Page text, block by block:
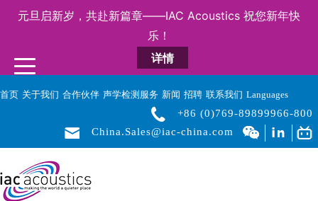
元旦启新岁，共赴新篇章——IAC Acoustics 祝您新年快
乐！
详情
首页 关于我们 合作伙伴 声学检测服务 新闻 招聘 联系我们 Languages
+86 (0)769-89899966-800
China.Sales@iac-china.com